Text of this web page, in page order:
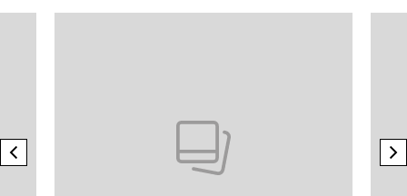
previous element